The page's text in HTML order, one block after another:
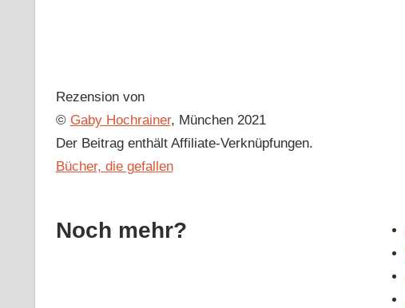
Rezension von
© Gaby Hochrainer, München 2021
Der Beitrag enthält Affiliate-Verknüpfungen.
Bücher, die gefallen
Noch mehr?